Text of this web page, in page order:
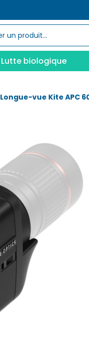
Lutte biologique
Longue-vue Kite APC